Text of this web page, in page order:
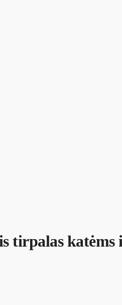
tirpalas